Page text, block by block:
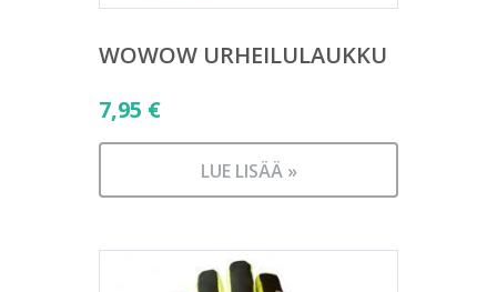
WOWOW URHEILULAUKKU
7,95 €
LUE LISÄÄ »